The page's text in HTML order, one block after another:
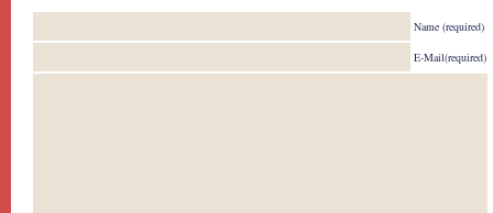
Name (required)
E-Mail(required)